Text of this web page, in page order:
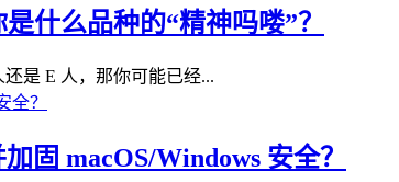
什么品种的“精神吗喽”？
是 E 人，那你可能已经...
固 macOS/Windows 安全？